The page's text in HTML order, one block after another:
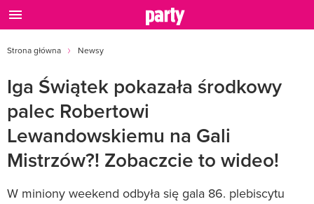
Strona główna Newsy
Iga Świątek pokazała środkowy
palec Robertowi
Lewandowskiemu na Gali
Mistrzów?! Zobaczcie to wideo!
W miniony weekend odbyła się gala 86. plebiscytu